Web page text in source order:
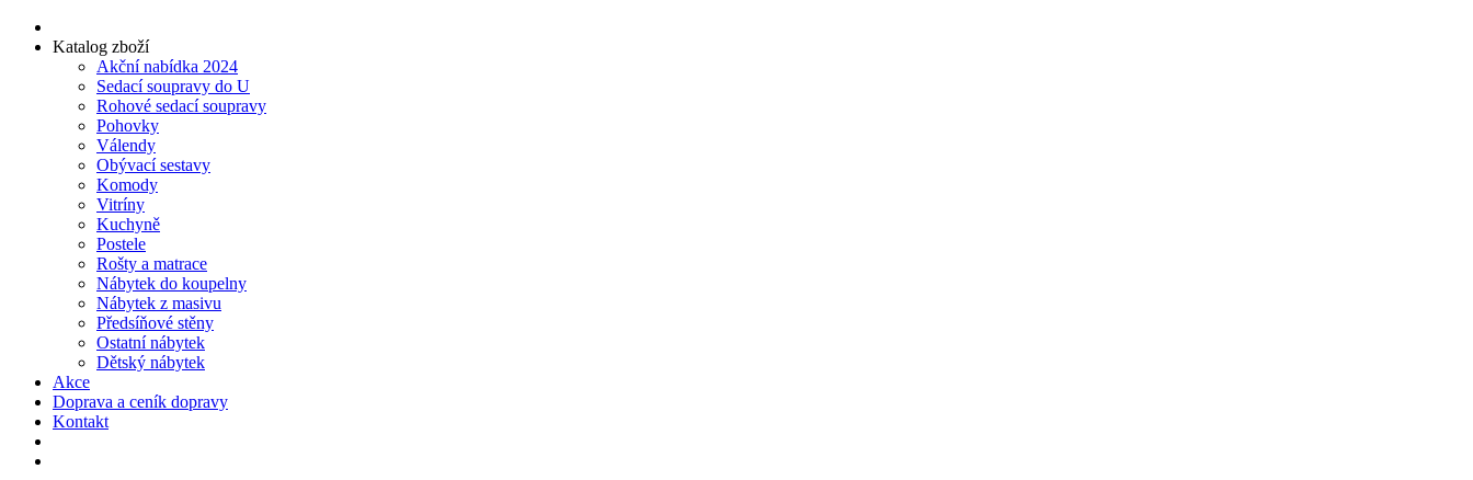
Katalog zboží
Akční nabídka 2024
Sedací soupravy do U
Rohové sedací soupravy
Pohovky
Válendy
Obývací sestavy
Komody
Vitríny
Kuchyně
Postele
Rošty a matrace
Nábytek do koupelny
Nábytek z masivu
Předsíňové stěny
Ostatní nábytek
Dětský nábytek
Akce
Doprava a ceník dopravy
Kontakt